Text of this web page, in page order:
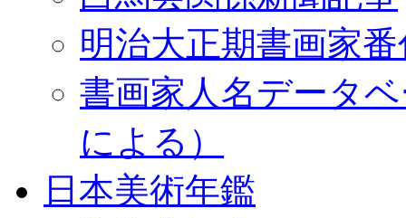
明治大正期書画家
書画家人名データ
による）
日本美術年鑑